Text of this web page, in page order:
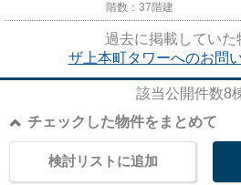
階数：37階建
過去に掲載していた
ザ上本町タワーへのお問
該当公開件数8
チェックした物件をまとめて
検討リストに追加